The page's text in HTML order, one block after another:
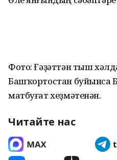
Фото: Ғәҙәттән тыш
Башҡортостан
матбуғат хеҙмәтенән.
Читайте нас